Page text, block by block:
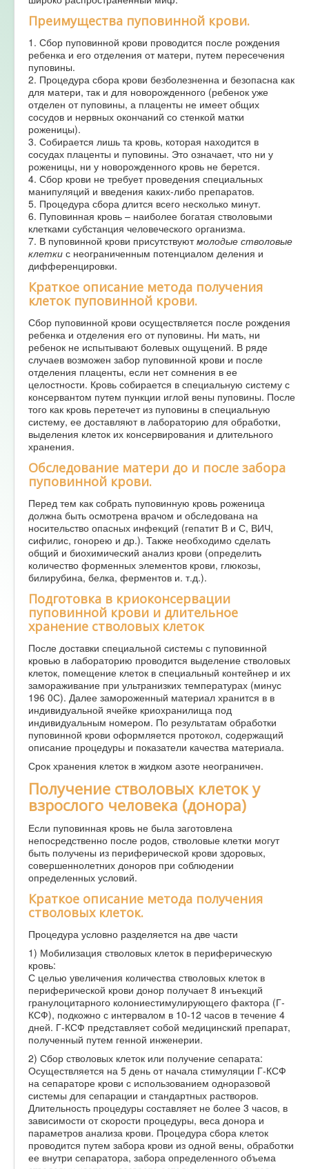
Преимущества пуповинной крови.
1. Сбор пуповинной крови проводится после рождения
ребенка и его отделения от матери, путем пересечения
пуповины.
2. Процедура сбора крови безболезненна и безопасна как
для матери, так и для новорожденного (ребенок уже
отделен от пуповины, а плаценты не имеет общих
сосудов и нервных окончаний со стенкой матки
роженицы).
3. Собирается лишь та кровь, которая находится в
сосудах плаценты и пуповины. Это означает, что ни у
роженицы, ни у новорожденного кровь не берется.
4. Сбор крови не требует проведения специальных
манипуляций и введения каких-либо препаратов.
5. Процедура сбора длится всего несколько минут.
6. Пуповинная кровь – наиболее богатая стволовыми
клетками субстанция человеческого организма.
7. В пуповинной крови присутствуютмолодые стволовые
клетки с неограниченным потенциалом деления и
дифференцировки.
Краткое описание метода получения
клеток пуповинной крови.
Сбор пуповинной крови осуществляется после рождения
ребенка и отделения его от пуповины. Ни мать, ни
ребенок не испытывают болевых ощущений. В ряде
случаев возможен забор пуповинной крови и после
отделения плаценты, если нет сомнения в ее
целостности. Кровь собирается в специальную систему с
консервантом путем пункции иглой вены пуповины. После
того как кровь перетечет из пуповины в специальную
систему, ее доставляют в лабораторию для обработки,
выделения клеток их консервирования и длительного
хранения.
Обследование матери до и после забора
пуповинной крови.
Перед тем как собрать пуповинную кровь роженица
должна быть осмотрена врачом и обследована на
носительство опасных инфекций (гепатит В и С, ВИЧ,
сифилис, гонорею и др.). Также необходимо сделать
общий и биохимический анализ крови (определить
количество форменных элементов крови, глюкозы,
билирубина, белка, ферментов и. т.д.).
Подготовка в криоконсервации
пуповинной крови и длительное
хранение стволовых клеток
После доставки специальной системы с пуповинной
кровью в лабораторию проводится выделение стволовых
клеток, помещение клеток в специальный контейнер и их
замораживание при ультранизких температурах (минус
196 0С). Далее замороженный материал хранится в в
индивидуальной ячейке криохранилища под
индивидуальным номером. По результатам обработки
пуповинной крови оформляется протокол, содержащий
описание процедуры и показатели качества материала.
Срок хранения клеток в жидком азоте неограничен.
Получение стволовых клеток у
взрослого человека (донора)
Если пуповинная кровь не была заготовлена
непосредственно после родов, стволовые клетки могут
быть получены из периферической крови здоровых,
совершеннолетних доноров при соблюдении
определенных условий.
Краткое описание метода получения
стволовых клеток.
Процедура условно разделяется на две части
1) Мобилизация стволовых клеток в периферическую
кровь:
С целью увеличения количества стволовых клеток в
периферической крови донор получает 8 инъекций
гранулоцитарного колониестимулирующего фактора (Г-
КСФ), подкожно с интервалом в 10-12 часов в течение 4
дней. Г-КСФ представляет собой медицинский препарат,
полученный путем генной инженерии.
2) Сбор стволовых клеток или получение сепарата:
Осуществляется на 5 день от начала стимуляции Г-КСФ
на сепараторе крови с использованием одноразовой
системы для сепарации и стандартных растворов.
Длительность процедуры составляет не более 3 часов, в
зависимости от скорости процедуры, веса донора и
параметров анализа крови. Процедура сбора клеток
проводится путем забора крови из одной вены, обработки
ее внутри сепаратора, забора определенного объема